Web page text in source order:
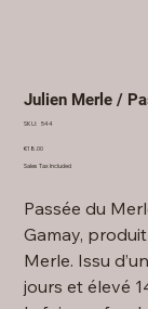
Julien Merle /
SKU: SKU
544
Price
€18.00
Sales Tax Included
Passée du
Gamay,
Merle. Issu
jours et élevé